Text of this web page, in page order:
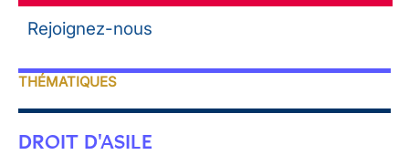
Rejoignez-nous
THÉMATIQUES
DROIT D'ASILE